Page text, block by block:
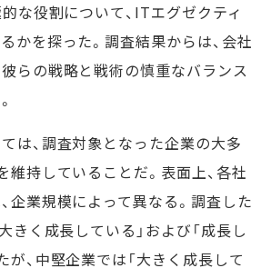
な役割について、ITエグゼクティ
かを探った。調査結果からは、会社
らの戦略と戦術の慎重なバランス
は、調査対象となった企業の大多
維持していることだ。表面上、各社
企業規模によって異なる。調査した
きく成長している」および「成長し
が、中堅企業では「大きく成長して